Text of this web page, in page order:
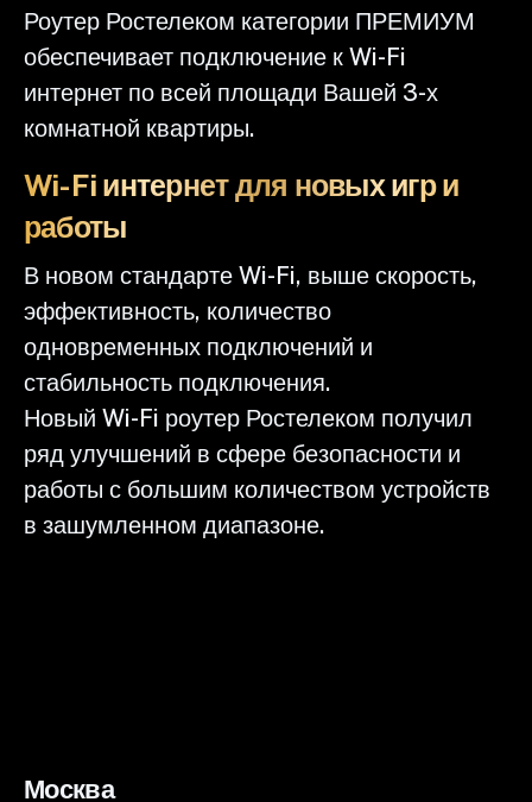
Роутер Ростелеком категории ПРЕМИУМ
обеспечивает подключение к Wi-Fi
интернет по всей площади Вашей 3-х
комнатной квартиры.
Wi-Fi интернет для новых игр и
работы
В новом стандарте Wi-Fi, выше скорость,
эффективность, количество
одновременных подключений и
стабильность подключения.
Новый Wi-Fi роутер Ростелеком получил
ряд улучшений в сфере безопасности и
работы с большим количеством устройств
в зашумленном диапазоне.
Москва